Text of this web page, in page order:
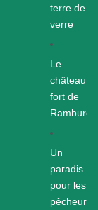
terre de
verre
Le
château
fort de
Rambures
Un
paradis
pour les
pêcheurs